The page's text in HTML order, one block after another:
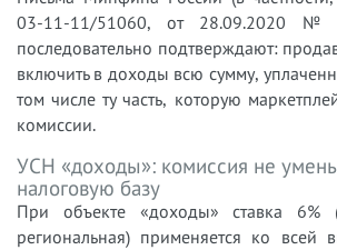
03-11-11/51060, от 28.09.2020 №
последовательно подтверждают:
включить в доходы всю сумму,
том числе ту часть, которую
комиссии.
УСН «доходы»: комиссия не
налоговую базу
При объекте «доходы» ставка 6%
региональная) применяется ко всей